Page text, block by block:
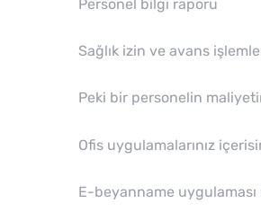
Personel bilgi raporu
Sağlık izin ve avans
Peki bir personelin
Ofis uygulamalarınız
E-beyanname